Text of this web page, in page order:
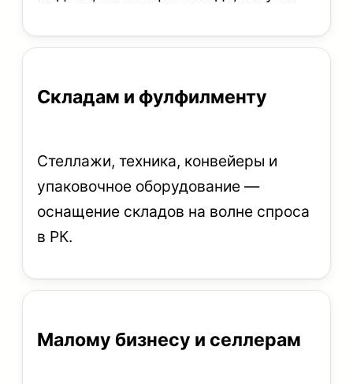
Складам и фулфилменту
Стеллажи, техника, конвейеры и
упаковочное оборудование —
оснащение складов на волне спроса
в РК.
Малому бизнесу и селлерам